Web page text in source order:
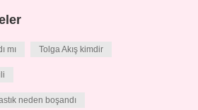
mı Tolga Akış kimdir
neden boşandı